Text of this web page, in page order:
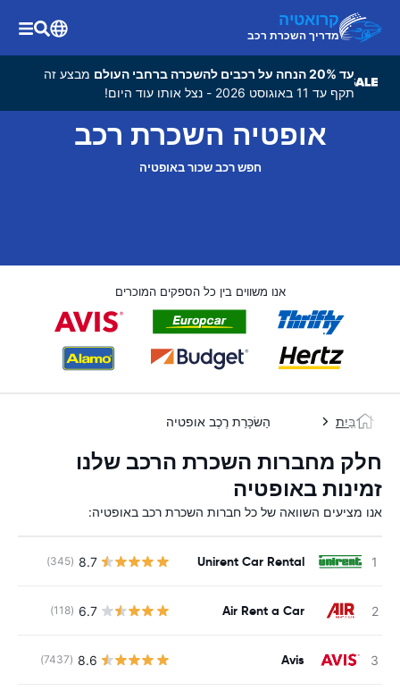
קרואטיה
מדריך השכרת רכב
עד 20% הנחה על רכבים להשכרה ברחבי העולם
מבצע זה
תקף עד 11 באוגוסט 2026 - נצל אותו עוד היום!
אופטיה השכרת רכב
חפש רכב שכור באופטיה
אנו משווים בין כל הספקים המוכרים
בַּיִת הַשׂכָּרַת רֶכֶב אופטיה
חלק מחברות השכרת הרכב שלנו
זמינות באופטיה
אנו מציעים השוואה של כל חברות השכרת רכב באופטיה:
Unirent Car Rental
8.7
(345)
Air Rent a Car
6.7
(118)
Avis
8.6
(7437)